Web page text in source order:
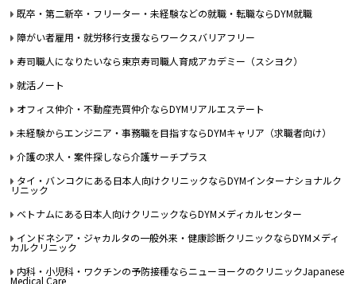
既卒・第二新卒・フリーター・未経験などの就職・転職ならDYM就職
障がい者雇用・就労移行支援ならワークスバリアフリー
寿司職人になりたいなら東京寿司職人育成アカデミー（スシヨク）
就活ノート
オフィス仲介・不動産売買仲介ならDYMリアルエステート
未経験からエンジニア・事務職を目指すならDYMキャリア（求職者向け）
介護の求人・案件探しなら介護サーチプラス
タイ・バンコクにある日本人向けクリニックならDYMインターナショナルク
リニック
ベトナムにある日本人向けクリニックならDYMメディカルセンター
インドネシア・ジャカルタの一般外来・健康診断クリニックならDYMメディ
カルクリニック
内科・小児科・ワクチンの予防接種ならニューヨークのクリニックJapanese
Medical Care